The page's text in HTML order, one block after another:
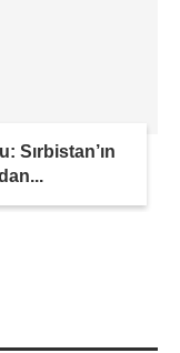
Sırbistan’ın